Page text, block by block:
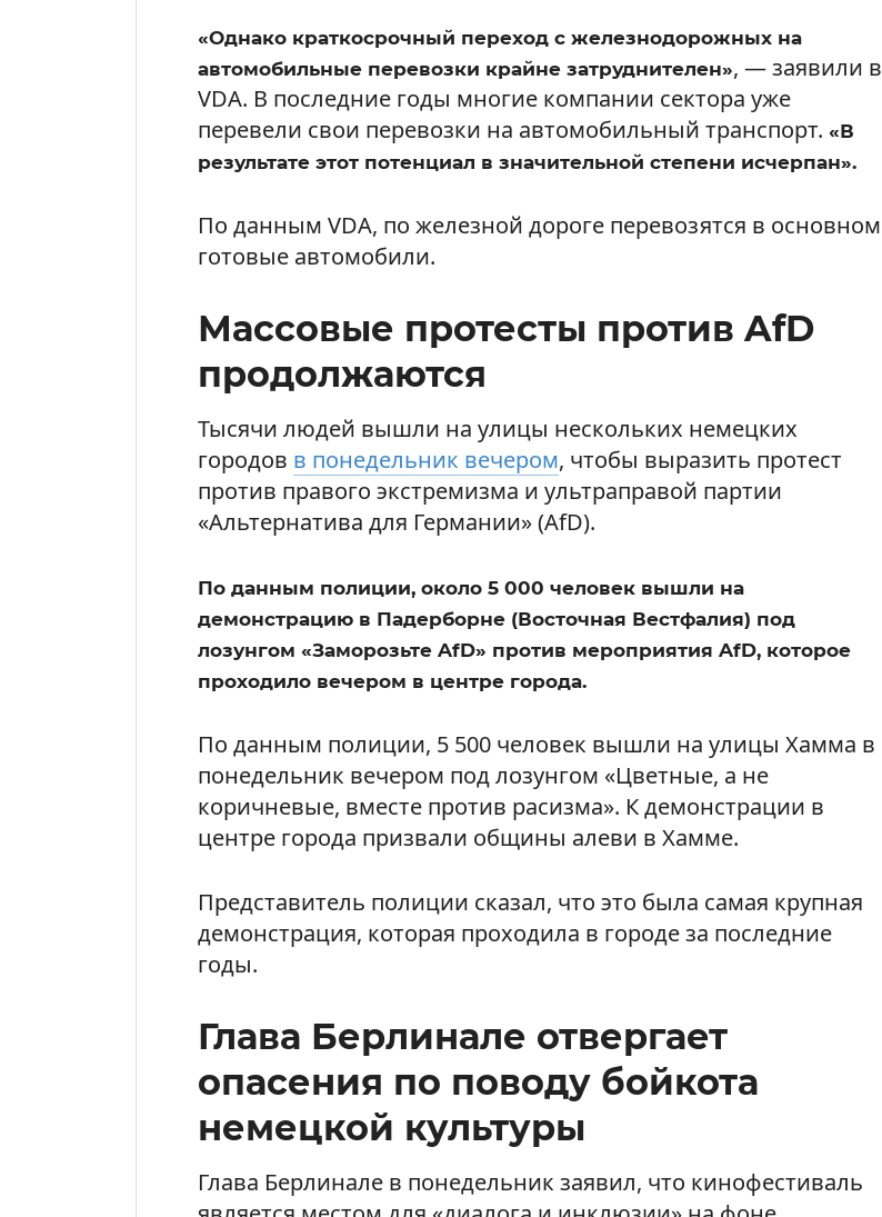
«Однако краткосрочный переход с железнодорожных на
автомобильные перевозки крайне затруднителен», — заявили в
VDA. В последние годы многие компании сектора уже
перевели свои перевозки на автомобильный транспорт. «В
результате этот потенциал в значительной степени исчерпан».
По данным VDA, по железной дороге перевозятся в основном
готовые автомобили.
Массовые протесты против AfD
продолжаются
Тысячи людей вышли на улицы нескольких немецких
городов в понедельник вечером, чтобы выразить протест
против правого экстремизма и ультраправой партии
«Альтернатива для Германии» (AfD).
По данным полиции, около 5 000 человек вышли на
демонстрацию в Падерборне (Восточная Вестфалия) под
лозунгом «Заморозьте AfD» против мероприятия AfD, которое
проходило вечером в центре города.
По данным полиции, 5 500 человек вышли на улицы Хамма в
понедельник вечером под лозунгом «Цветные, а не
коричневые, вместе против расизма». К демонстрации в
центре города призвали общины алеви в Хамме.
Представитель полиции сказал, что это была самая крупная
демонстрация, которая проходила в городе за последние
годы.
Глава Берлинале отвергает
опасения по поводу бойкота
немецкой культуры
Глава Берлинале в понедельник заявил, что кинофестиваль